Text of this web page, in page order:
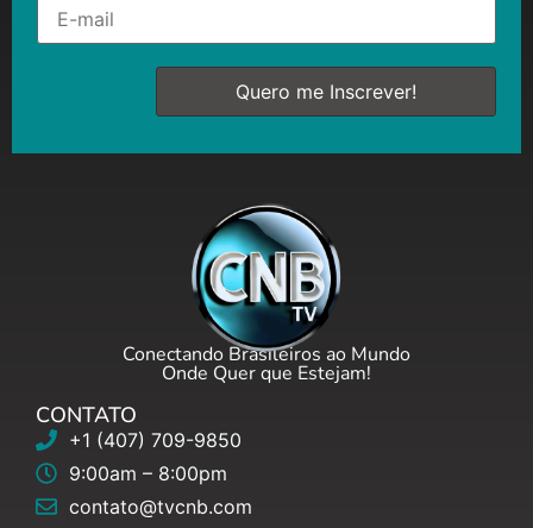
Conectando Brasileiros ao Mundo
Onde Quer que Estejam!
CONTATO
+1 (407) 709-9850
9:00am – 8:00pm
contato@tvcnb.com